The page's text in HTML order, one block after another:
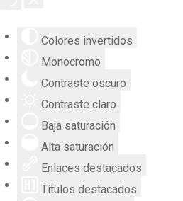
Colores invertidos
Monocromo
Contraste oscuro
Contraste claro
Baja saturación
Alta saturación
Enlaces destacados
Títulos destacados